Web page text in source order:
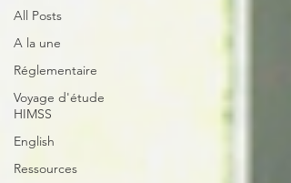
All Posts
A la une
Réglementaire
Voyage d'étude
HIMSS
English
Ressources